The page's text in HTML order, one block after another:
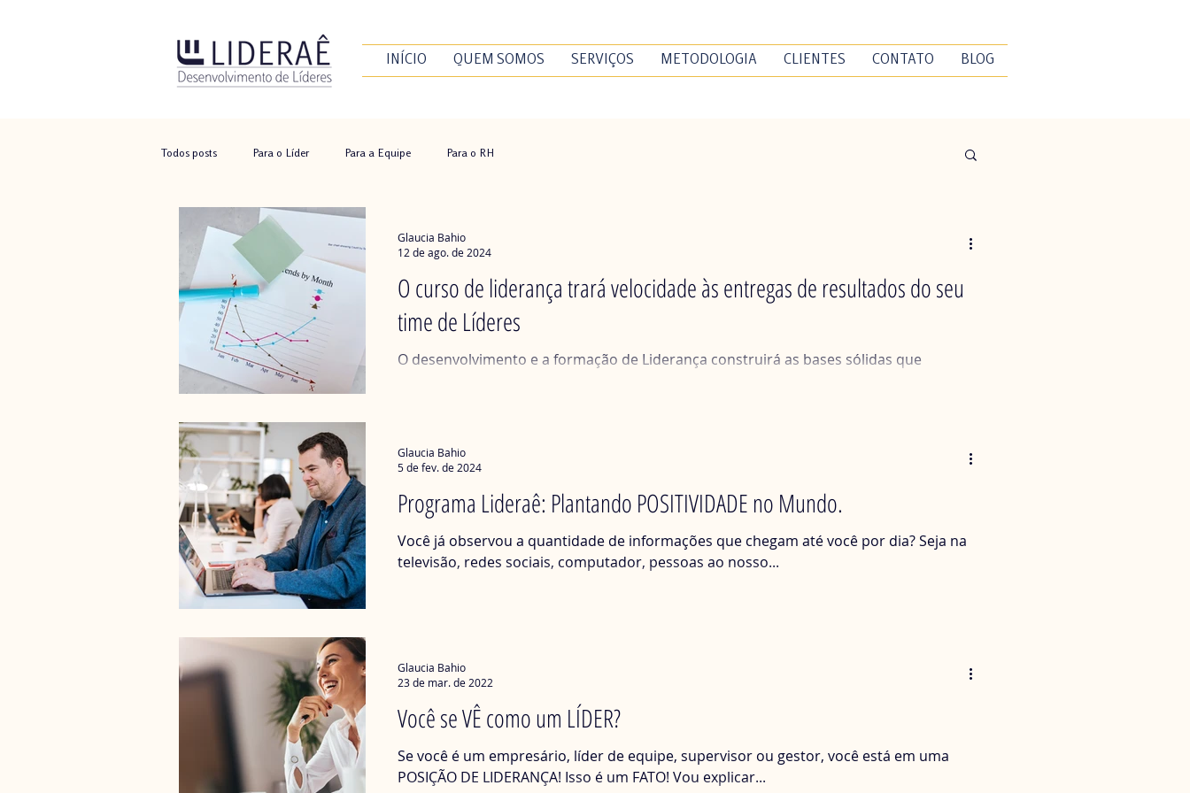
INÍCIO QUEM SOMOS SERVIÇOS METODOLOGIA CLIENTES CONTATO BLOG
Todos posts Para o Líder Para a Equipe Para o RH
O curso de liderança trará velocidade às entregas de resultados do seu
time de Líderes
O desenvolvimento e a formação de Liderança construirá as bases sólidas que
Glaucia Bahio
12 de ago. de 2024
Programa Lideraê: Plantando POSITIVIDADE no Mundo.
Você já observou a quantidade de informações que chegam até você por dia? Seja na
televisão, redes sociais, computador, pessoas ao nosso...
Glaucia Bahio
5 de fev. de 2024
Você se VÊ como um LÍDER?
Se você é um empresário, líder de equipe, supervisor ou gestor, você está em uma
POSIÇÃO DE LIDERANÇA! Isso é um FATO! Vou explicar...
Glaucia Bahio
23 de mar. de 2022